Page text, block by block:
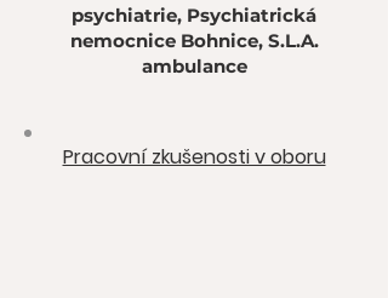
psychiatrie, Psychiatrická
nemocnice Bohnice, S.L.A.
ambulance
Pracovní zkušenosti v oboru